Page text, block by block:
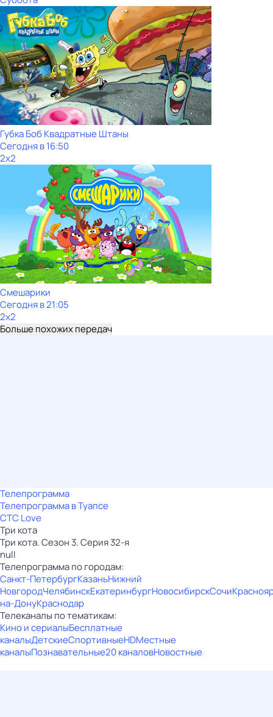
Губка Боб Квадратные Штаны
Сегодня в 16:50
2x2
Смешарики
Сегодня в 21:05
2x2
Больше похожих передач
Телепрограмма
Телепрограмма в Туапсе
СТС Love
Три кота
Три кота. Сезон 3. Серия 32-я
null
Телепрограмма по городам:
Санкт-ПетербургКазаньНижний
НовгородЧелябинскЕкатеринбургНовосибирскСочи
на-ДонуКраснодар
Телеканалы по тематикам:
Кино и сериалыБесплатные
каналыДетскиеСпортивныеHDМестные
каналыПознавательные20 каналовНовостные